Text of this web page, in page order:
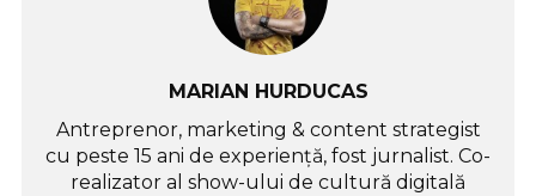
MARIAN HURDUCAS
Antreprenor, marketing & content strategist
cu peste 15 ani de experiență, fost jurnalist. Co-
realizator al show-ului de cultură digitală